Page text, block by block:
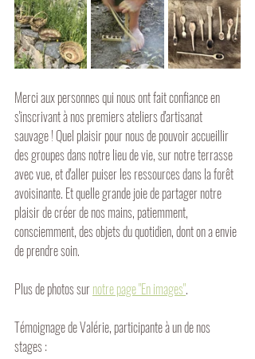
Merci aux personnes qui nous ont fait confiance en
s'inscrivant à nos premiers ateliers d'artisanat
sauvage ! Quel plaisir pour nous de pouvoir accueillir
des groupes dans notre lieu de vie, sur notre terrasse
avec vue, et d'aller puiser les ressources dans la forêt
avoisinante. Et quelle grande joie de partager notre
plaisir de créer de nos mains, patiemment,
consciemment, des objets du quotidien, dont on a envie
de prendre soin.
Plus de photos sur notre page "En images".
Témoignage de Valérie, participante à un de nos
stages :